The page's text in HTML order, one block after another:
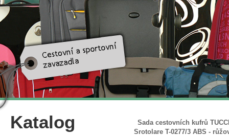
Katalog
Sada cestovních kufrů
Srotolare T-0277/3 ABS -